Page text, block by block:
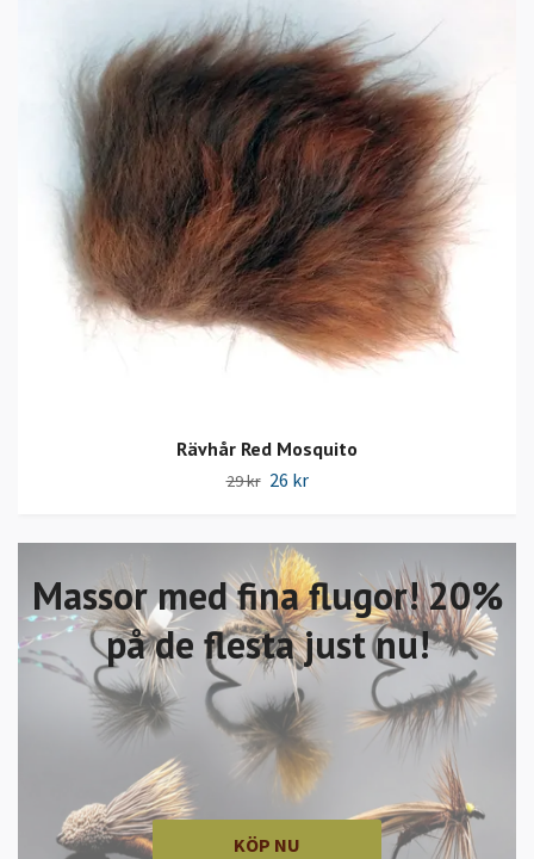
Massor med fina flugor! 20%
på de flesta just nu!
KÖP NU
Rävhår Red Mosquito
29 kr 26 kr